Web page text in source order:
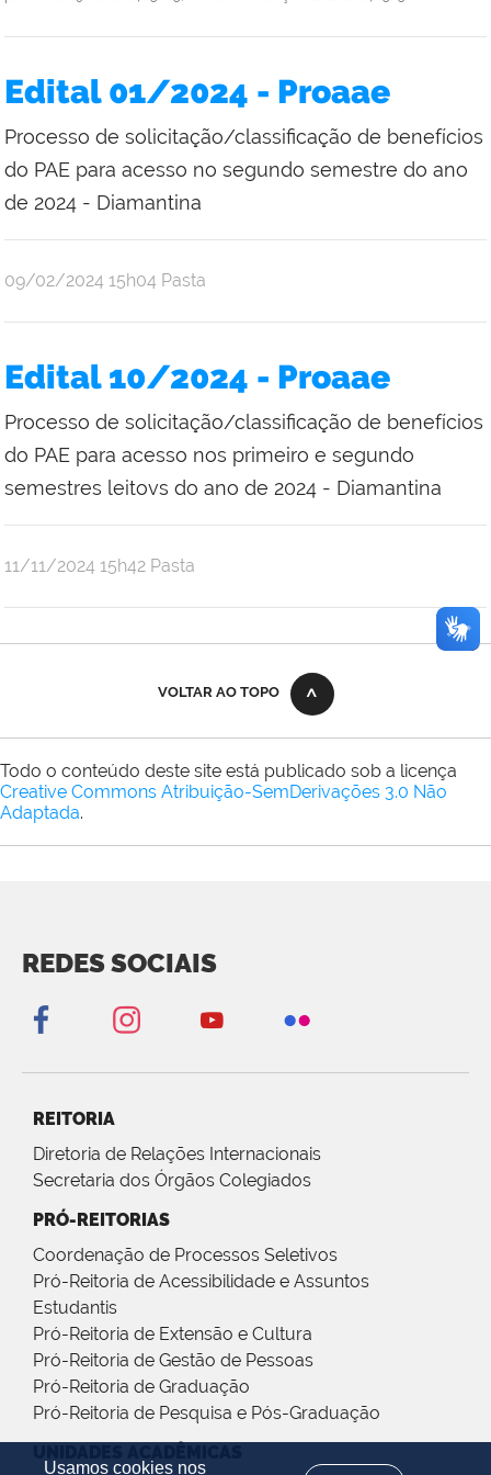
Usamos cookies nos
Edital 01/2024 - Proaae
Processo de solicitação/classificação de benefícios
do PAE para acesso no segundo semestre do ano
de 2024 - Diamantina
publicado
09/02/2024 15h04 Pasta
Edital 10/2024 - Proaae
Processo de solicitação/classificação de benefícios
do PAE para acesso nos primeiro e segundo
semestres leitovs do ano de 2024 - Diamantina
publicado
11/11/2024 15h42 Pasta
VOLTAR AO TOPO
Todo o conteúdo deste site está publicado sob a licença
Creative Commons Atribuição-SemDerivações 3.0 Não
Adaptada.
REDES SOCIAIS
REITORIA
Diretoria de Relações Internacionais
Secretaria dos Órgãos Colegiados
PRÓ-REITORIAS
Coordenação de Processos Seletivos
Pró-Reitoria de Acessibilidade e Assuntos
Estudantis
Pró-Reitoria de Extensão e Cultura
Pró-Reitoria de Gestão de Pessoas
Pró-Reitoria de Graduação
Pró-Reitoria de Pesquisa e Pós-Graduação